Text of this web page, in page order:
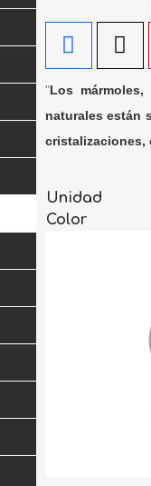
"Los
naturales están
cristalizaciones,
Unidad
Color